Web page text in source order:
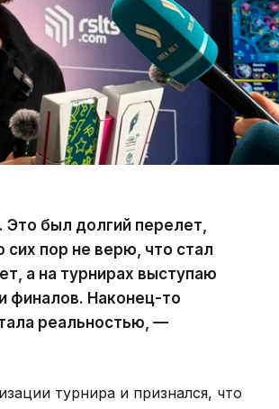
был долгий перелет,
пор не верю, что стал
а на турнирах выступаю
финалов. Наконец-то
реальностью, —
турнира и признался, что